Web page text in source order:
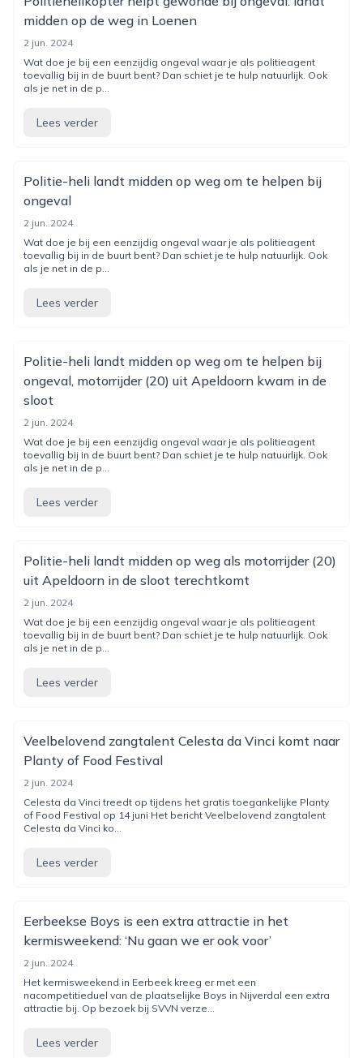
midden op de weg in Loenen
2 jun. 2024
Wat doe je bij een eenzijdig ongeval waar je als politieagent
toevallig bij in de buurt bent? Dan schiet je te hulp natuurlijk. Ook
als je net in de p...
Lees verder
Politie-heli landt midden op weg om te helpen bij
ongeval
2 jun. 2024
Wat doe je bij een eenzijdig ongeval waar je als politieagent
toevallig bij in de buurt bent? Dan schiet je te hulp natuurlijk. Ook
als je net in de p...
Lees verder
Politie-heli landt midden op weg om te helpen bij
ongeval, motorrijder (20) uit Apeldoorn kwam in de
sloot
2 jun. 2024
Wat doe je bij een eenzijdig ongeval waar je als politieagent
toevallig bij in de buurt bent? Dan schiet je te hulp natuurlijk. Ook
als je net in de p...
Lees verder
Politie-heli landt midden op weg als motorrijder (20)
uit Apeldoorn in de sloot terechtkomt
2 jun. 2024
Wat doe je bij een eenzijdig ongeval waar je als politieagent
toevallig bij in de buurt bent? Dan schiet je te hulp natuurlijk. Ook
als je net in de p...
Lees verder
Veelbelovend zangtalent Celesta da Vinci komt naar
Planty of Food Festival
2 jun. 2024
Celesta da Vinci treedt op tijdens het gratis toegankelijke Planty
of Food Festival op 14 juni Het bericht Veelbelovend zangtalent
Celesta da Vinci ko...
Lees verder
Eerbeekse Boys is een extra attractie in het
kermisweekend: ‘Nu gaan we er ook voor’
2 jun. 2024
Het kermisweekend in Eerbeek kreeg er met een
nacompetitieduel van de plaatselijke Boys in Nijverdal een extra
attractie bij. Op bezoek bij SVVN verze...
Lees verder